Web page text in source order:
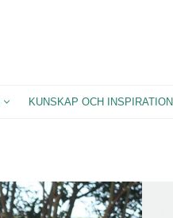
KUNSKAP OCH INSPIRATION